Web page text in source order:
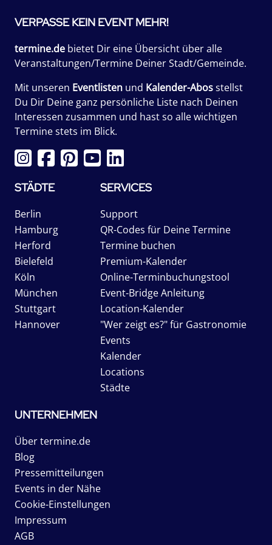
VERPASSE KEIN EVENT MEHR!
termine.de bietet Dir eine Übersicht über alle
Veranstaltungen/Termine Deiner Stadt/Gemeinde.
Mit unseren Eventlisten und Kalender-Abosstellst
Du Dir Deine ganz persönliche Liste nach Deinen
Interessen zusammen und hast so alle wichtigen
Termine stets im Blick.
STÄDTE
Berlin
Hamburg
Herford
Bielefeld
Köln
München
Stuttgart
Hannover
SERVICES
Support
QR-Codes für Deine Termine
Termine buchen
Premium-Kalender
Online-Terminbuchungstool
Event-Bridge Anleitung
Location-Kalender
"Wer zeigt es?" für Gastronomie
Events
Kalender
Locations
Städte
UNTERNEHMEN
Über termine.de
Blog
Pressemitteilungen
Events in der Nähe
Cookie-Einstellungen
Impressum
AGB